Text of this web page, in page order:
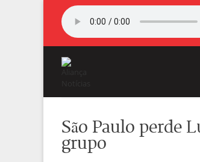
São Paulo perde
grupo